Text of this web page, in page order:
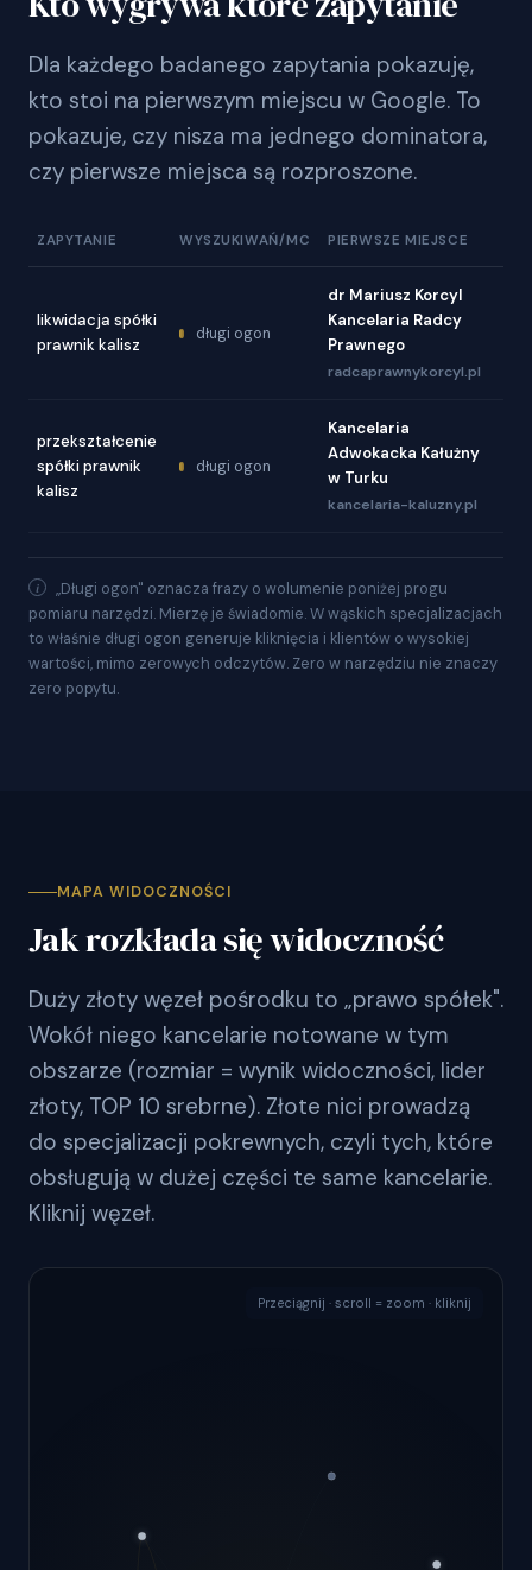
Dla każdego badanego zapytania pokazuję,
kto stoi na pierwszym miejscu w Google. To
pokazuje, czy nisza ma jednego dominatora,
czy pierwsze miejsca są rozproszone.
ZAPYTANIE WYSZUKIWAŃ/MC PIERWSZE MIEJSCE
likwidacja spółki
prawnik kalisz
długi ogon
dr Mariusz Korcyl
Kancelaria Radcy
Prawnego
radcaprawnykorcyl.pl
przekształcenie
spółki prawnik
kalisz
długi ogon
Kancelaria
Adwokacka Kałużny
w Turku
kancelaria-kaluzny.pl
„Długi ogon" oznacza frazy o wolumenie poniżej progu
pomiaru narzędzi. Mierzę je świadomie. W wąskich specjalizacjach
to właśnie długi ogon generuje kliknięcia i klientów o wysokiej
wartości, mimo zerowych odczytów. Zero w narzędziu nie znaczy
zero popytu.
MAPA WIDOCZNOŚCI
Jak rozkłada się widoczność
Duży złoty węzeł pośrodku to „prawo spółek".
Wokół niego kancelarie notowane w tym
obszarze (rozmiar = wynik widoczności, lider
złoty, TOP 10 srebrne). Złote nici prowadzą
do specjalizacji pokrewnych, czyli tych, które
obsługują w dużej części te same kancelarie.
Kliknij węzeł.
Przeciągnij · scroll = zoom · kliknij